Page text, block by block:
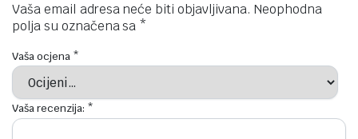
Vaša email adresa neće biti objavljivana. Neophodna
polja su označena sa *
Vaša ocjena *
Vaša recenzija: *